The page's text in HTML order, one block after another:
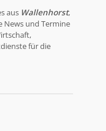
aus Wallenhorst,
News und Termine
für die